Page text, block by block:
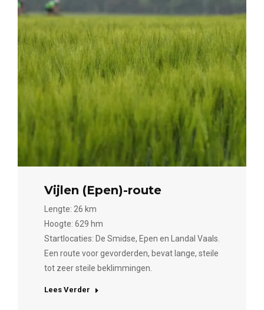
Vijlen (Epen)-route
Lengte: 26 km
Hoogte: 629 hm
Startlocaties: De Smidse, Epen en Landal Vaals.
Een route voor gevorderden, bevat lange, steile
tot zeer steile beklimmingen.
Lees Verder